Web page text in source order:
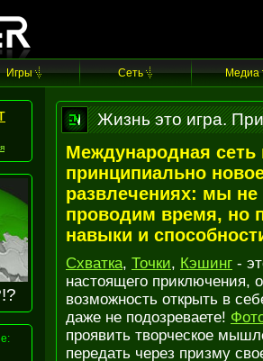
Игры Cеть Медиа
Жизнь это игра.
Международная сеть
принципиально
развлечениях: мы не
проводим время, но
навыки и
Схватка, Точки, Кэшинг -
настоящего приключения,
возможность открыть в
даже не подозреваете!
проявить творческое
передать через призму